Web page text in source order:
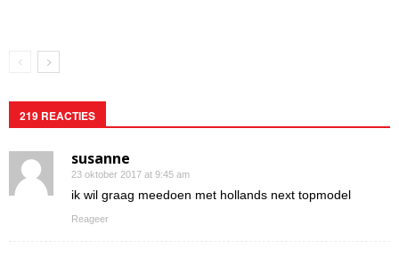
219 REACTIES
susanne
23 oktober 2017 at 9:45 am
ik wil graag meedoen met hollands next topmodel
Reageer